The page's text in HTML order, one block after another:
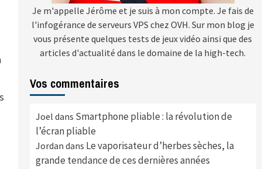
Je m'appelle Jérôme et je suis à mon compte. Je fais de
l'infogérance de serveurs VPS chez OVH. Sur mon blog je
vous présente quelques tests de jeux vidéo ainsi que des
articles d'actualité dans le domaine de la high-tech.
Vos commentaires
Joel dans Smartphone pliable : la révolution de
l’écran pliable
Jordan dans Le vaporisateur d’herbes sèches, la
grande tendance de ces dernières années